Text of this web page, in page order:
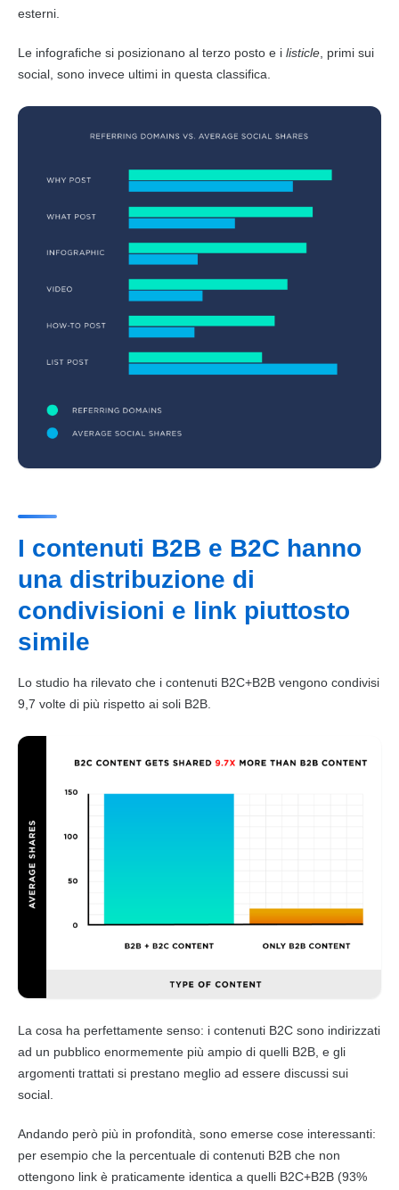
esterni.
Le infografiche si posizionano al terzo posto e i listicle , primi sui
social, sono invece ultimi in questa classifica.
I contenuti B2B e B2C hanno
una distribuzione di
condivisioni e link piuttosto
simile
Lo studio ha rilevato che i contenuti B2C+B2B vengono condivisi
9,7 volte di più rispetto ai soli B2B.
La cosa ha perfettamente senso: i contenuti B2C sono indirizzati
ad un pubblico enormemente più ampio di quelli B2B, e gli
argomenti trattati si prestano meglio ad essere discussi sui
social.
Andando però più in profondità, sono emerse cose interessanti:
per esempio che la percentuale di contenuti B2B che non
ottengono link è praticamente identica a quelli B2C+B2B (93%